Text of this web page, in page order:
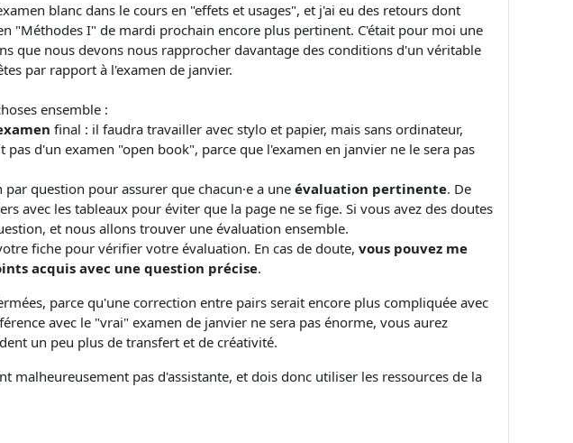
blanc dans le cours en "effets et usages", et j'ai eu des retours dont
"Méthodes I" de mardi prochain encore plus pertinent. C'était pour moi une
que nous devons nous rapprocher davantage des conditions d'un véritable
par rapport à l'examen de janvier.
ensemble :
final : il faudra travailler avec stylo et papier, mais sans ordinateur,
d'un examen "open book", parce que l'examen en janvier ne le sera pas
question pour assurer que chacun·e a une évaluation pertinente. De
avec les tableaux pour éviter que la page ne se fige. Si vous avez des doutes
et nous allons trouver une évaluation ensemble.
fiche pour vérifier votre évaluation. En cas de doute, vous pouvez me
acquis avec une question précise.
parce qu'une correction entre pairs serait encore plus compliquée avec
avec le "vrai" examen de janvier ne sera pas énorme, vous aurez
un peu plus de transfert et de créativité.
malheureusement pas d'assistante, et dois donc utiliser les ressources de la